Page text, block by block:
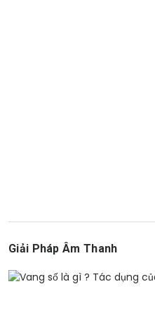
Giải Pháp Âm Thanh